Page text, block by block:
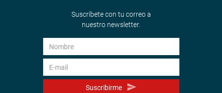
Suscríbete con tu correo a
nuestro newsletter.
Suscribirme